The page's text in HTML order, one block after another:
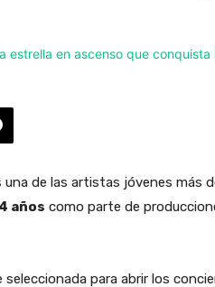
una de las artistas jóvenes más
años como parte de
seleccionada para abrir los